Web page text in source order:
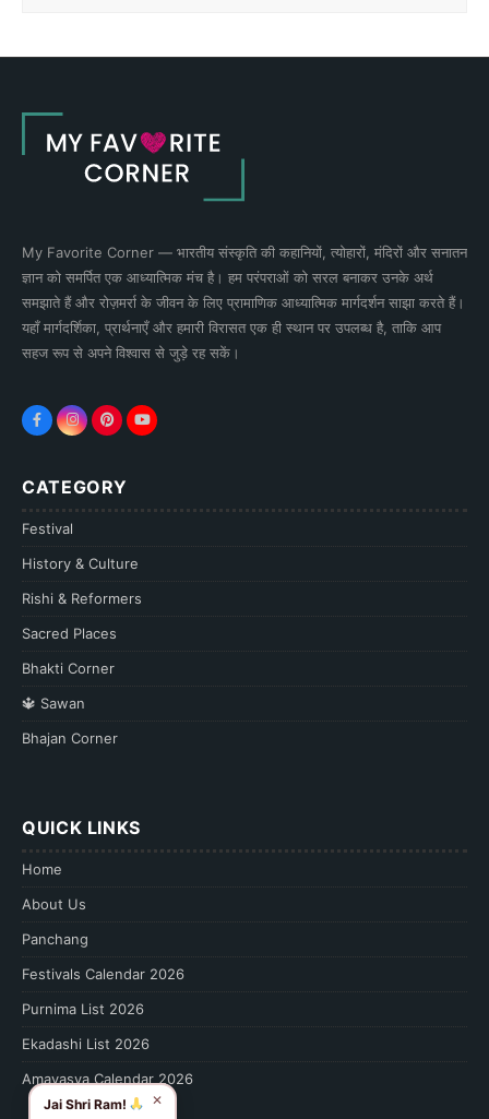
My Favorite Corner — भारतीय संस्कृति की कहानियों, त्योहारों, मंदिरों और सनातन
ज्ञान को समर्पित एक आध्यात्मिक मंच है। हम परंपराओं को सरल बनाकर उनके अर्थ
समझाते हैं और रोज़मर्रा के जीवन के लिए प्रामाणिक आध्यात्मिक मार्गदर्शन साझा करते हैं।
यहाँ मार्गदर्शिका, प्रार्थनाएँ और हमारी विरासत एक ही स्थान पर उपलब्ध है, ताकि आप
सहज रूप से अपने विश्वास से जुड़े रह सकें।
CATEGORY
Festival
History & Culture
Rishi & Reformers
Sacred Places
Bhakti Corner
Sawan
Bhajan Corner
QUICK LINKS
Home
About Us
Panchang
Festivals Calendar 2026
Purnima List 2026
Ekadashi List 2026
Amavasya Calendar 2026
Jai Shri Ram!
✕